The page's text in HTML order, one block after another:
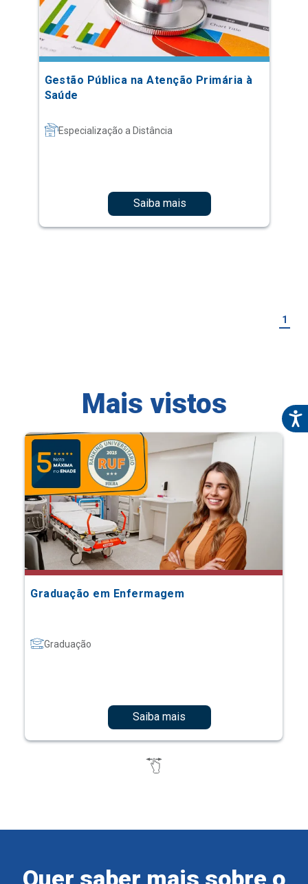
Gestão Pública na Atenção Primária à
Saúde
Especialização a Distância
Saiba mais
1
Mais vistos
Graduação em Enfermagem
Graduação
Saiba mais
Quer saber mais sobre o